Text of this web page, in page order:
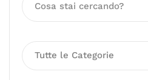
Tutte le Categorie